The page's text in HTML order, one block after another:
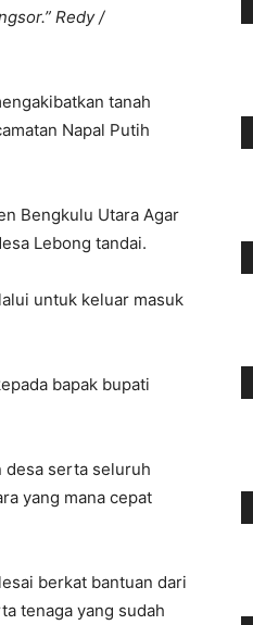
Redy /
tanah
Napal Putih
Bengkulu Utara Agar
Lebong tandai.
untuk keluar masuk
bapak bupati
desa serta seluruh
yang mana cepat
berkat bantuan dari
tenaga yang sudah